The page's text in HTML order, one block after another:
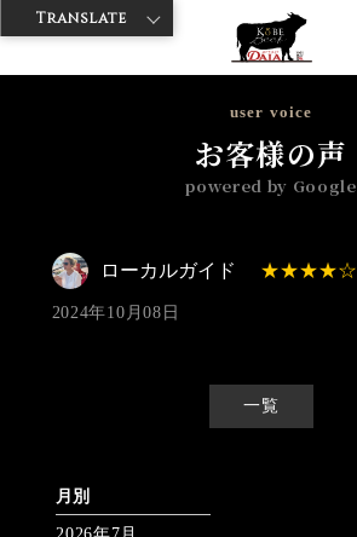
神戸牛ダイヤ > 神戸牛ダイア すし屋通り店
カルガイド 2024/10/08 No_review
user voice
お客様の声
powered by Google
ローカルガイド
2024年10月08日
一覧
月別
Translate